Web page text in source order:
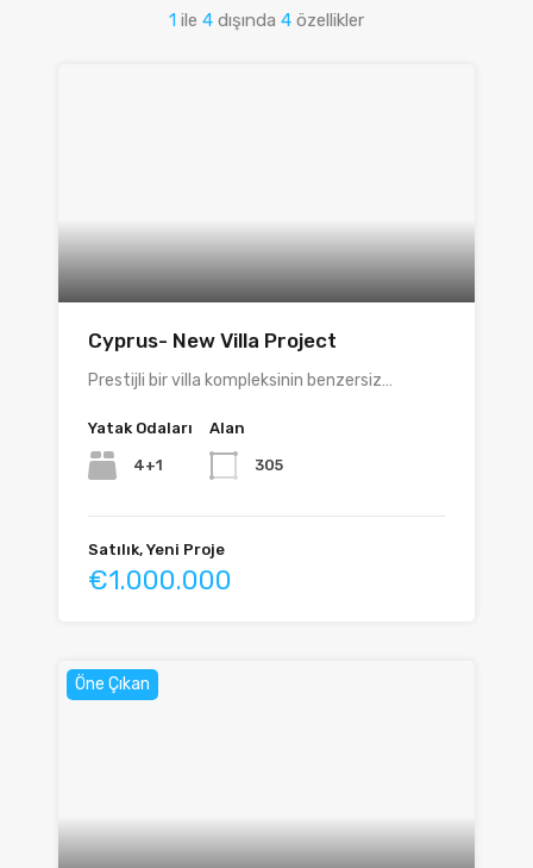
1 ile 4 dışında 4 özellikler
Cyprus- New Villa Project
Prestijli bir villa kompleksinin benzersiz…
Yatak Odaları
4+1
Alan
305
Satılık, Yeni Proje
€1.000.000
Öne Çıkan